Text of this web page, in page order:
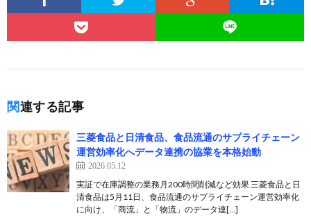
関連する記事
三菱食品と日清食品、食品流通のサプライチェーン
運営効率化へデータ連携の協業を本格始動
2026.05.12
実証で在庫調整の業務月200時間削減など効果 三菱食品と日
清食品は5月11日、食品流通のサプライチェーン運営効率化
に向け、「商流」と「物流」のデータ連[…]